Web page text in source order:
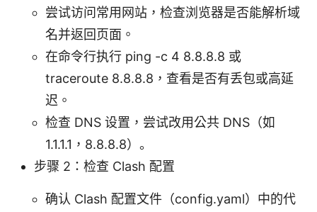
尝试访问常用网站，检查浏览器是否能解析域
名并返回页面。
在命令行执行 ping -c 4 8.8.8.8 或
traceroute 8.8.8.8，查看是否有丢包或高延
迟。
检查 DNS 设置，尝试改用公共 DNS（如
1.1.1.1，8.8.8.8）。
步骤 2：检查 Clash 配置
确认 Clash 配置文件（config.yaml）中的代